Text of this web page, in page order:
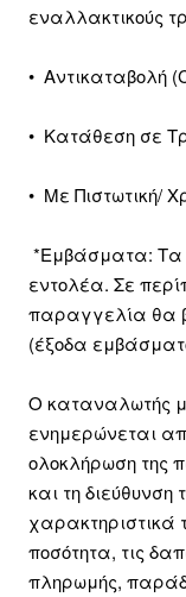
εναλλακτικούς
• Αντικαταβολή
• Κατάθεση σε
• Με Πιστωτική/
*Εμβάσματα: Τα
εντολέα. Σε
παραγγελία θα
(έξοδα
Ο καταναλωτής
ενημερώνεται
ολοκλήρωση της
και τη διεύθυνση
χαρακτηριστικά
ποσότητα, τις
πληρωμής,